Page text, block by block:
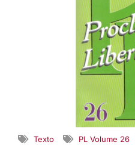
Texto PL Volume 26